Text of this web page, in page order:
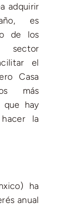
adquirir
es
de los
sector
el
Casa
más
que hay
la
ha
anual